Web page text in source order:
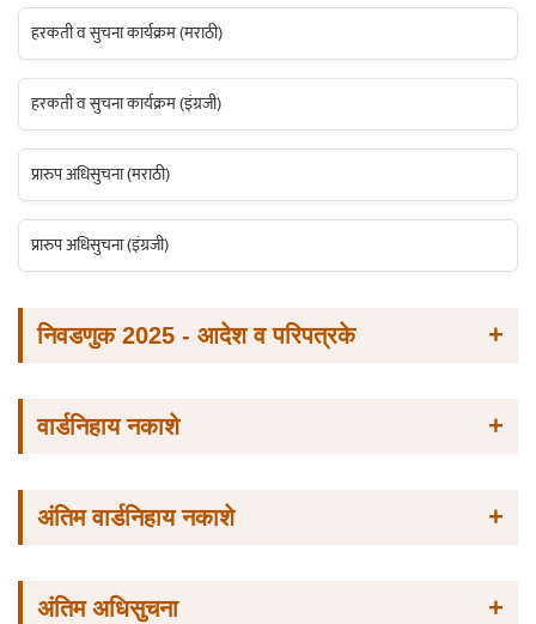
हरकती व सुचना कार्यक्रम (मराठी)
हरकती व सुचना कार्यक्रम (इंग्रजी)
प्रारुप अधिसुचना (मराठी)
प्रारुप अधिसुचना (इंग्रजी)
निवडणुक 2025 - आदेश व परिपत्रके +
वार्डनिहाय नकाशे +
अंतिम वार्डनिहाय नकाशे +
अंतिम अधिसुचना +